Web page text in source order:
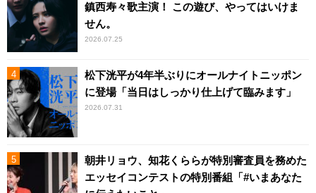
鎮西寿々歌主演！ この遊び、やってはいけま
せん。
2026.07.25
松下洸平が4年半ぶりにオールナイトニッポン
に登場「当日はしっかり仕上げて臨みます」
2026.07.31
朝井リョウ、知花くららが特別審査員を務めた
エッセイコンテストの特別番組「#いまあなた